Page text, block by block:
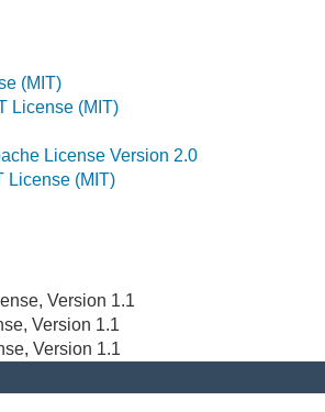
(MIT)
License (MIT)
License Version 2.0
License (MIT)
Version 1.1
Version 1.1
Version 1.1